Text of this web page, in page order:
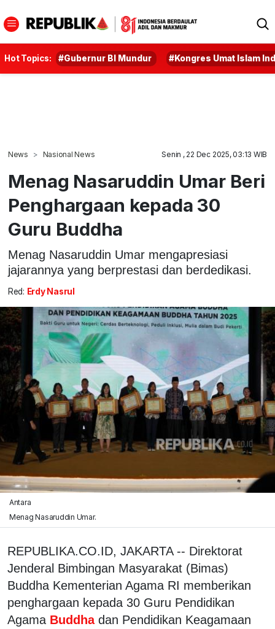
Hot Topics: #Gubernur BI Mundur #Kongres Umat Islam
News Nasional News Senin , 22 Dec 2025, 03:13 WIB
Menag Nasaruddin Umar Beri
Penghargaan kepada 30
Guru Buddha
Menag Nasaruddin Umar mengapresiasi
jajarannya yang berprestasi dan berdedikasi.
Red: Erdy Nasrul
Antara
Menag Nasaruddin Umar.
REPUBLIKA.CO.ID, JAKARTA -- Direktorat
Jenderal Bimbingan Masyarakat (Bimas)
Buddha Kementerian Agama RI memberikan
penghargaan kepada 30 Guru Pendidikan
Agama Buddha dan Pendidikan Keagamaan